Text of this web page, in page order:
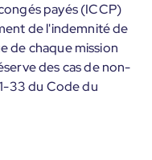
payés (ICCP)
de l'indemnité de
de chaque mission
des cas de non-
33 du Code du